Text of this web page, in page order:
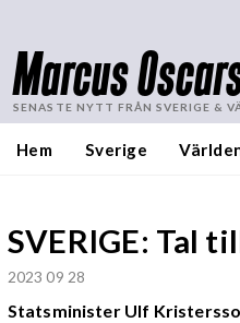
Marcus
SENASTE NYTT FRÅN SVERIGE &
Hem Sverige
SVERIGE: Tal
2023 09 28
Statsminister Ulf